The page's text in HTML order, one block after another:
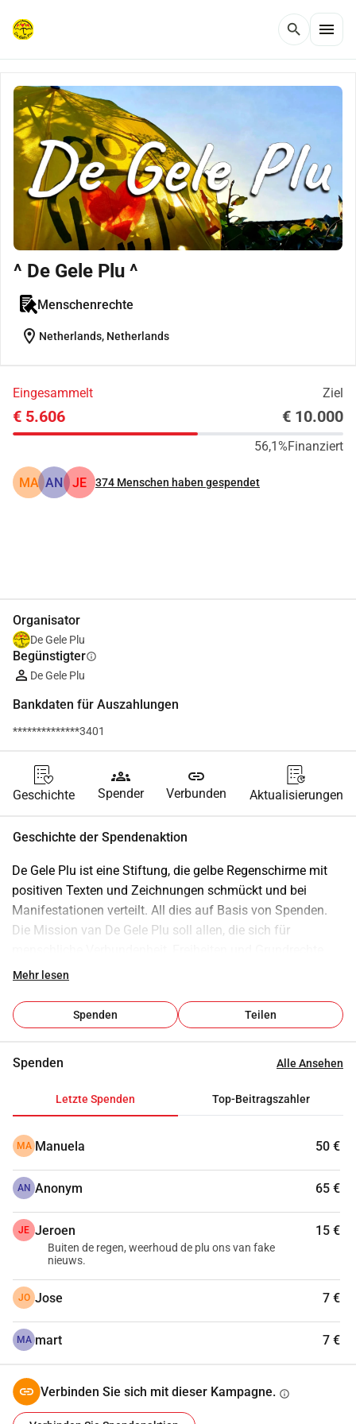
search menu
^ De Gele Plu ^
Menschenrechte
location_on Netherlands, Netherlands
Eingesammelt Ziel
€ 5.606 € 10.000
56,1%Finanziert
MA AN JE 374 Menschen haben gespendet
Organisator
De Gele Plu
Begünstigterinfo
De Gele Plu
Bankdaten für Auszahlungen
**************3401
Geschichte
groups
Spender
link
Verbunden Aktualisierungen
Geschichte der Spendenaktion
De Gele Plu ist eine Stiftung, die gelbe Regenschirme mit
positiven Texten und Zeichnungen schmückt und bei
Manifestationen verteilt. All dies auf Basis von Spenden.
Die Mission van De Gele Plu soll allen, die sich für
einsetzen wollen, Unterstützung und Ermutigung bieten.
und
angenehme Weise sichtbar
und kehrt der
(Polizei-)Aggression den Rücken.
Mehr lesen
Spenden Teilen
Spenden Alle Ansehen
Letzte Spenden Top-Beitragszahler
MA Manuela 50 €
AN Anonym 65 €
JE Jeroen 15 €
Buiten de regen, weerhoud de plu ons van fake
nieuws.
JO Jose 7 €
MA mart 7 €
Verbinden Sie sich mit dieser Kampagne. info